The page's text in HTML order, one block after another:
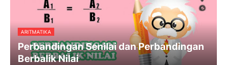
ARITMATIKA
Perbandingan Senilai dan Perbandingan
Berbalik Nilai